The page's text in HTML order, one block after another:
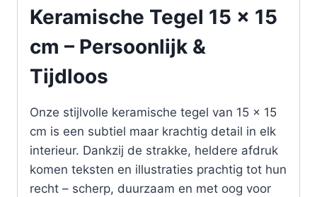
Keramische Tegel 15 x 15
cm – Persoonlijk &
Tijdloos
Onze stijlvolle keramische tegel van 15 x 15
cm is een subtiel maar krachtig detail in elk
interieur. Dankzij de strakke, heldere afdruk
komen teksten en illustraties prachtig tot hun
recht – scherp, duurzaam en met oog voor